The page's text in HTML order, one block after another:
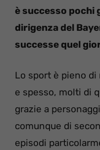
è successo pochi
dirigenza del
successe quel
Lo sport è pieno
e spesso, molti di
grazie a
comunque di
episodi